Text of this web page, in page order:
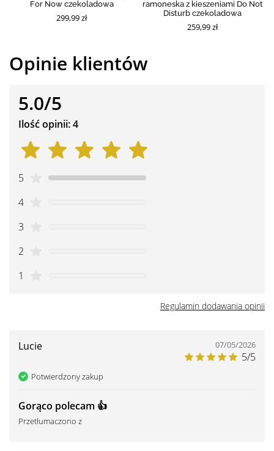
For Now czekoladowa
299,99 zł
ramoneska z kieszeniami Do Not
Disturb czekoladowa
259,99 zł
Opinie klientów
5.0/5
Ilość opinii: 4
5
4
3
2
1
Regulamin dodawania opinii
Lucie 07/05/2026
5/5
Potwierdzony zakup
Gorąco polecam 👍 ️
Przetłumaczono z